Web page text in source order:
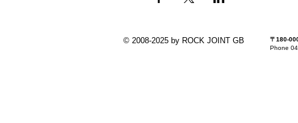
© 2008-2025 by ROCK JOINT GB
〒180-
Phone